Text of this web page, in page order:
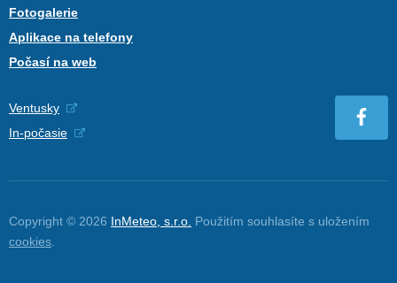
Fotogalerie
Aplikace na telefony
Počasí na web
Ventusky
In-počasie
Copyright © 2026 InMeteo, s.r.o. Použitím souhlasíte s uložením
cookies